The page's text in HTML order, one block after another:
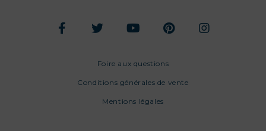
Foire aux questions
Conditions générales de vente
Mentions légales